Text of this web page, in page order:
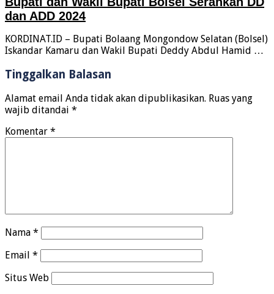
dan ADD 2024
KORDINAT.ID – Bupati Bolaang Mongondow Selatan (Bolsel)
Iskandar Kamaru dan Wakil Bupati Deddy Abdul Hamid …
Tinggalkan Balasan
Alamat email Anda tidak akan dipublikasikan. Ruas yang
wajib ditandai *
Komentar *
Nama *
Email *
Situs Web